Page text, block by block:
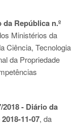
da República n.º
Ministérios da
Ciência, Tecnologia
da Propriedade
2018 - Diário da
11-07, da